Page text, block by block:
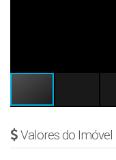
Valores do Imóvel